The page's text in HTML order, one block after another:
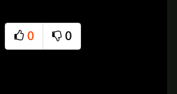
0
추천
0
비추천